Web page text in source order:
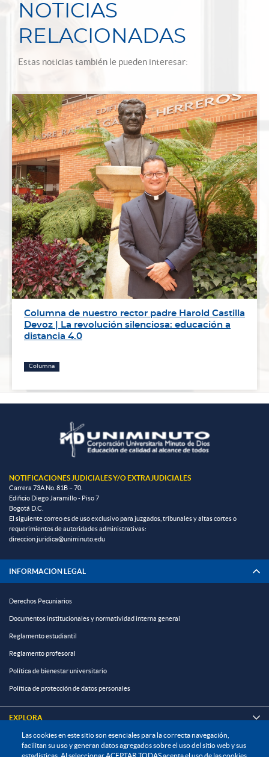
Las cookies en este sitio son esenciales para la correcta navegación,
facilitan su uso y generan datos agregados sobre el uso del sitio web y sus
NOTICIAS
RELACIONADAS
Estas noticias también le pueden interesar:
Columna de nuestro rector padre Harold Castilla
Devoz | La revolución silenciosa: educación a
distancia 4.0
Columna
NOTIFICACIONES JUDICIALES Y/O EXTRAJUDICIALES
Carrera 73A No. 81B – 70.
Edificio Diego Jaramillo - Piso 7
Bogotá D.C.
El siguiente correo es de uso exclusivo para juzgados, tribunales y altas cortes o
requerimientos de autoridades administrativas:
direccion.juridica@uniminuto.edu
INFORMACIÓN LEGAL
Derechos Pecuniarios
Documentos institucionales y normatividad interna general
Reglamento estudiantil
Reglamento profesoral
Política de bienestar universitario
Política de protección de datos personales
EXPLORA 
¡CONÉCTATE CON LA INSTITUCIÓN!